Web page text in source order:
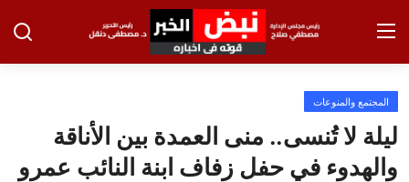
تسجيل الدخول
الرئيسية
المجتمع والمنوعات
ليلة لا تُنسى.. منى العمدة بين الأناقة
والهدوء في حفل زفاف ابنة النائب عمرو